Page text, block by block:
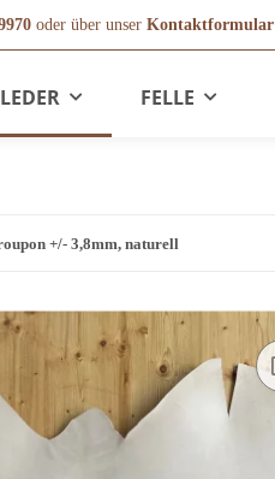
oder über unser Kontaktformular
FELLE
+/- 3,8mm, naturell